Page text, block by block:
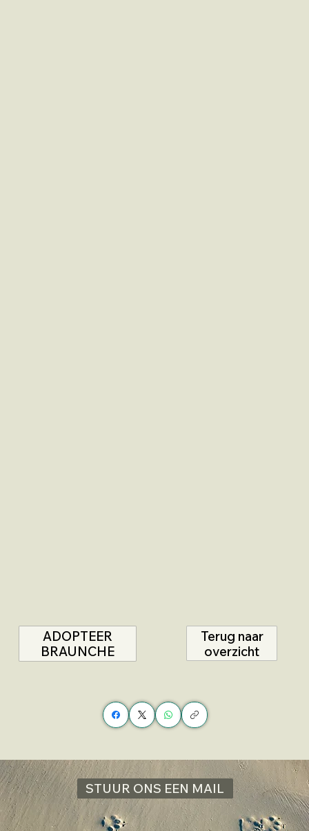
ADOPTEER
BRAUNCHE
Terug naar
overzicht
STUUR ONS EEN MAIL